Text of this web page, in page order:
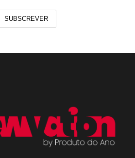
SUBSCREVER